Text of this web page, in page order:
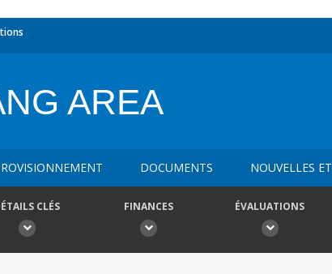
AREA
DOCUMENTS NOUVELLES
CLÉS FINANCES ÉVALUATIONS